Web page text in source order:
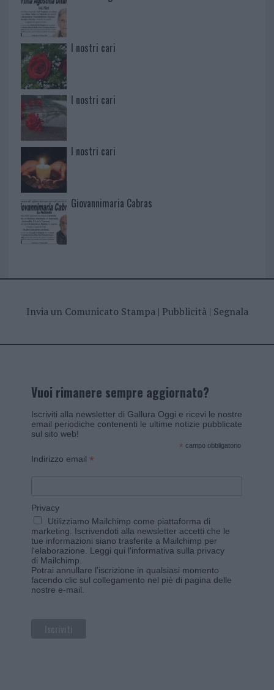
I nostri cari
I nostri cari
I nostri cari
Giovannimaria Cabras
Invia un Comunicato Stampa| Pubblicità| Segnala
Vuoi rimanere sempre aggiornato?
Iscriviti alla newsletter di Gallura Oggi e ricevi le nostre
email periodiche contenenti le ultime notizie pubblicate
sul sito web!
* campo obbligatorio
Indirizzo email *
Privacy
Utilizziamo Mailchimp come piattaforma di
marketing. Iscrivendoti alla newsletter accetti che le
tue informazioni siano trasferite a Mailchimp per
l'elaborazione. Leggi qui l'informativa sulla privacy
di Mailchimp
Potrai annullare l'iscrizione in qualsiasi momento
facendo clic sul collegamento nel piè di pagina delle
nostre e-mail.